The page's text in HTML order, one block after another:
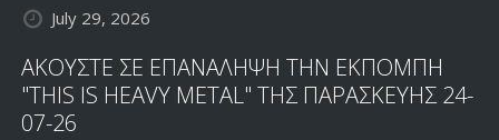
July 29, 2026
ΑΚΟΥΣΤΕ ΣΕ ΕΠΑΝΑΛΗΨΗ ΤΗΝ ΕΚΠΟΜΠΗ
"THIS IS HEAVY METAL" ΤΗΣ ΠΑΡΑΣΚΕΥΗΣ 24-
07-26